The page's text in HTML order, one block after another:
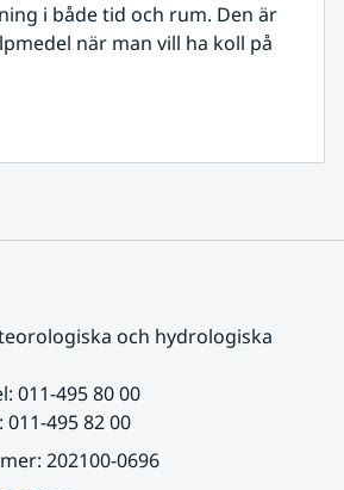
i både tid och rum. Den är
när man vill ha koll på
och hydrologiska
011-495 80 00
495 82 00
202100-0696